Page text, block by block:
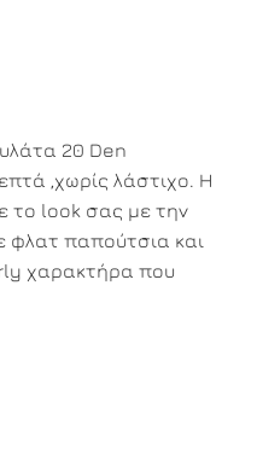
20 Den
,χωρίς λάστιχο. Η
το look σας με την
φλατ παπούτσια και
χαρακτήρα που